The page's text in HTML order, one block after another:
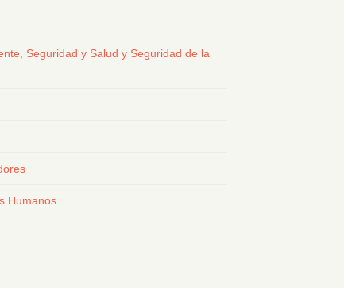
Seguridad y Salud y Seguridad de la
Humanos